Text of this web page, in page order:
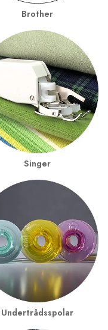
Brother
Singer
Undertrådsspolar